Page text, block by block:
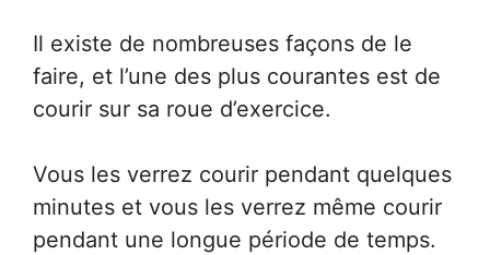
Il existe de nombreuses façons de le
faire, et l’une des plus courantes est de
courir sur sa roue d’exercice.
Vous les verrez courir pendant quelques
minutes et vous les verrez même courir
pendant une longue période de temps.